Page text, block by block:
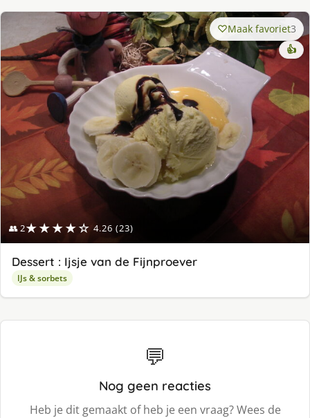
👥 2★★★★☆ 4.26 (23)
Maak favoriet3
👍
Dessert : Ijsje van de Fijnproever
IJs & sorbets
💬
Nog geen reacties
Heb je dit gemaakt of heb je een vraag? Wees de